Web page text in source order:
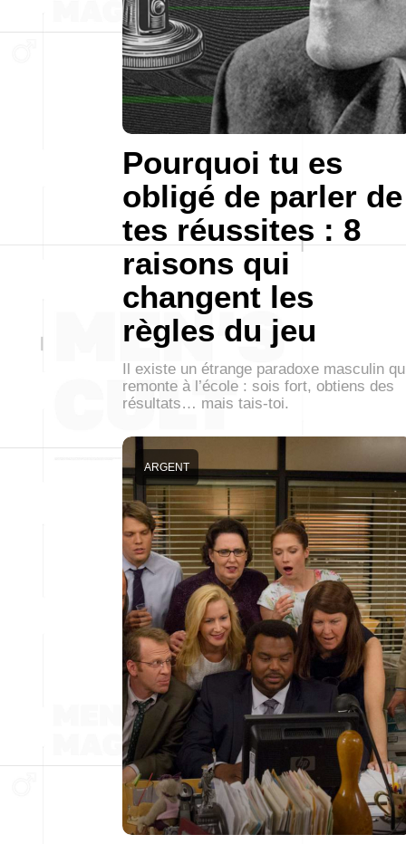
Pourquoi tu es
obligé de parler de
tes réussites : 8
raisons qui
changent les
règles du jeu
Il existe un étrange paradoxe masculin
remonte à l’école : sois fort, obtiens des
résultats… mais tais-toi.
ARGENT